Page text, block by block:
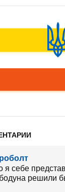
я себе
бодуна решили